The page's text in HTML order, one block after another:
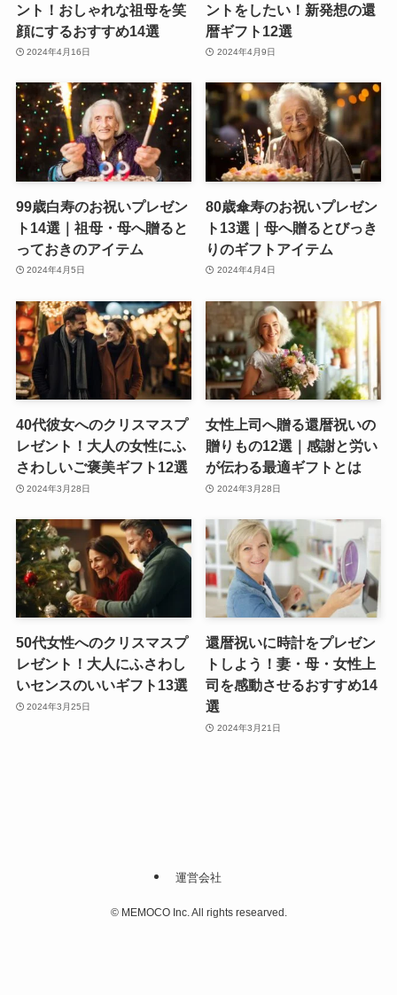
ント！おしゃれな祖母を笑
顔にするおすすめ14選
2024年4月16日
ントをしたい！新発想の還
暦ギフト12選
2024年4月9日
99歳白寿のお祝いプレゼン
ト14選｜祖母・母へ贈ると
っておきのアイテム
2024年4月5日
80歳傘寿のお祝いプレゼン
ト13選｜母へ贈るとびっき
りのギフトアイテム
2024年4月4日
40代彼女へのクリスマスプ
レゼント！大人の女性にふ
さわしいご褒美ギフト12選
2024年3月28日
女性上司へ贈る還暦祝いの
贈りもの12選｜感謝と労い
が伝わる最適ギフトとは
2024年3月28日
50代女性へのクリスマスプ
レゼント！大人にふさわし
いセンスのいいギフト13選
2024年3月25日
還暦祝いに時計をプレゼン
トしよう！妻・母・女性上
司を感動させるおすすめ14
選
2024年3月21日
運営会社
©MEMOCO Inc. All rights researved.